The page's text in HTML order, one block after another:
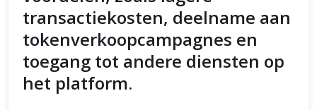
transactiekosten, deelname aan
tokenverkoopcampagnes en
toegang tot andere diensten op
het platform.